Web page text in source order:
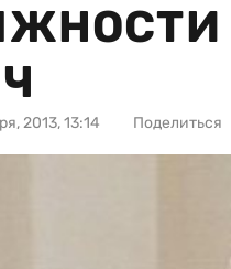
2013, 13:14 Поделиться